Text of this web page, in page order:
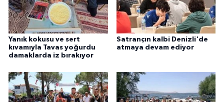
Yanık kokusu ve sert
kıvamıyla Tavas yoğurdu
damaklarda iz bırakıyor
Satrançın kalbi Denizli'de
atmaya devam ediyor